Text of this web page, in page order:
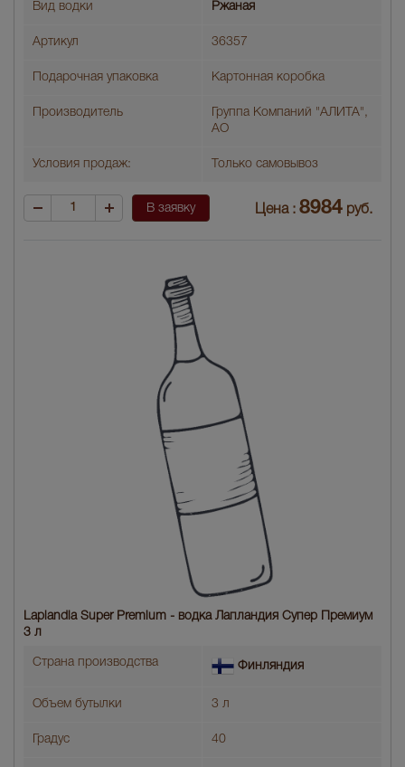
Вид водки Ржаная
Артикул 36357
Подарочная упаковка Картонная коробка
Производитель
Группа Компаний "АЛИТА",
АО
Условия продаж: Только самовывоз
В заявку Цена : 8984 руб.
Laplandia Super Premium - водка Лапландия Супер Премиум
3 л
Страна производства Финляндия
Объем бутылки 3 л
Градус 40